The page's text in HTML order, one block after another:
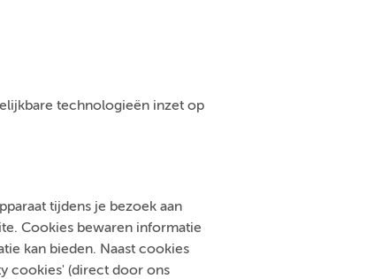
technologieën inzet op
tijdens je bezoek aan
Cookies bewaren informatie
kan bieden. Naast cookies
cookies' (direct door ons